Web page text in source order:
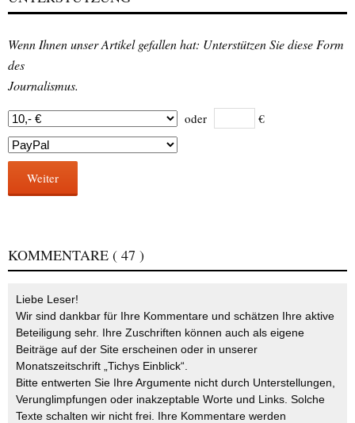
Wenn Ihnen unser Artikel gefallen hat: Unterstützen Sie diese Form
des
Journalismus.
oder €
Weiter
KOMMENTARE ( 47 )
Liebe Leser!
Wir sind dankbar für Ihre Kommentare und schätzen Ihre aktive
Beteiligung sehr. Ihre Zuschriften können auch als eigene
Beiträge auf der Site erscheinen oder in unserer
Monatszeitschrift „Tichys Einblick“.
Bitte entwerten Sie Ihre Argumente nicht durch Unterstellungen,
Verunglimpfungen oder inakzeptable Worte und Links. Solche
Texte schalten wir nicht frei. Ihre Kommentare werden